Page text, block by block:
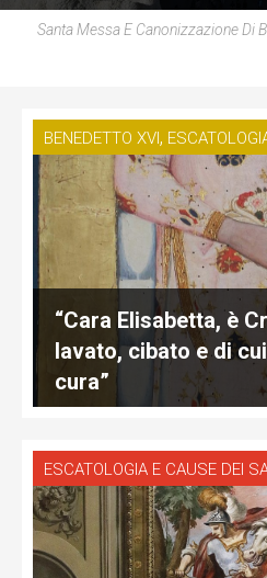
Santa Messa E Canonizzazione
BENEDETTO XVI,
“Cara Elisabetta, è
lavato, cibato e di
cura”
ESCATOLOGIA E CAUSE DEI